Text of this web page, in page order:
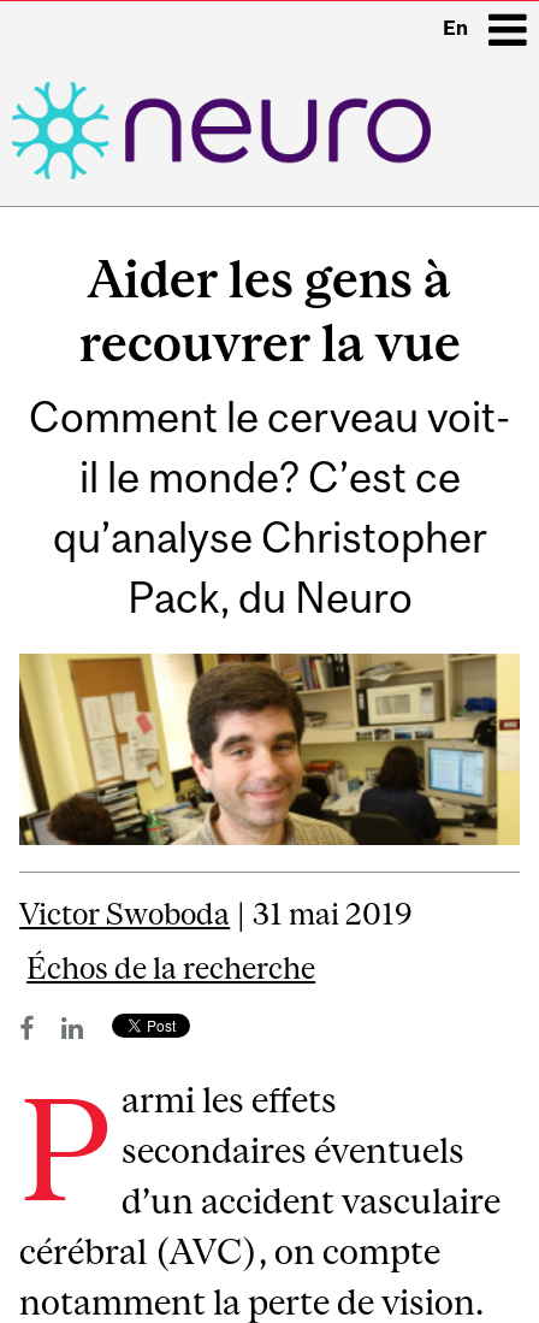
En
Aider les gens à
recouvrer la vue
Comment le cerveau voit-
il le monde? C’est ce
qu’analyse Christopher
Pack, du Neuro
Victor Swoboda | 31 mai 2019
Échos de la recherche
P armi les effets
secondaires éventuels
d’un accident vasculaire
cérébral (AVC), on compte
notamment la perte de vision.